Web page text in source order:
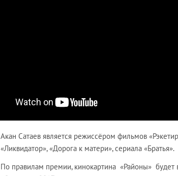
Акан Сатаев является режиссёром фильмов
«Ликвидатор», «Дорога к матери», сериала «Братья».
По правилам премии, кинокартина «Районы» будет